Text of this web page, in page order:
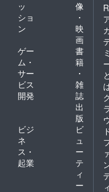
ッ
ショ
ン
像
・
映
画
ゲー
ム・
サー
ビス
開発
書
籍
・
雑
誌
出
版
ビジ
ネ
ス・
起業
ビ
ュ
ー
テ
ィ
ー
ミ
と
ィ